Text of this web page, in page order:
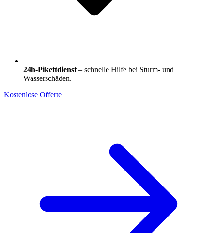
24h-Pikettdienst – schnelle Hilfe bei Sturm- und
Wasserschäden.
Kostenlose Offerte